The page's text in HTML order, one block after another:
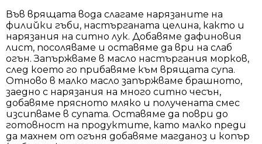
Във врящата вода слагаме нарязаните на
филийки гъби, настърганата целина, както и
нарязания на ситно лук. Добавяме дафиновия
лист, посоляваме и оставяме да ври на слаб
огън. Запържваме в масло настъргания морков,
след което го прибавяме към врящата супа.
Отново в малко масло запържваме брашното,
заедно с нарязания на много ситно чесън,
добавяме прясното мляко и получената смес
изсипваме в супата. Оставяме да поври до
готовност на продуктите, като малко преди
да махнем от огъня добавяме магданоз и копър